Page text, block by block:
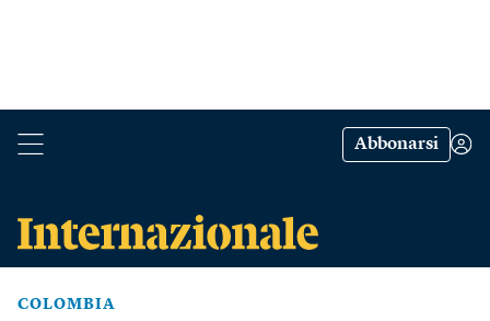
Abbonarsi
COLOMBIA